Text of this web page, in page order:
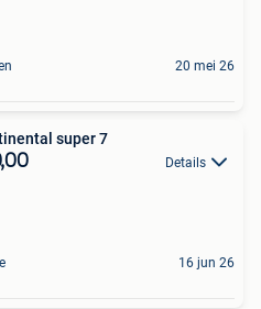
20 mei 26
super 7
Details
16 jun 26